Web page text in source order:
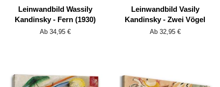
Leinwandbild Wassily
Kandinsky - Fern (1930)
Ab 34,95 €
Leinwandbild Vasily
Kandinsky - Zwei Vögel
Ab 32,95 €